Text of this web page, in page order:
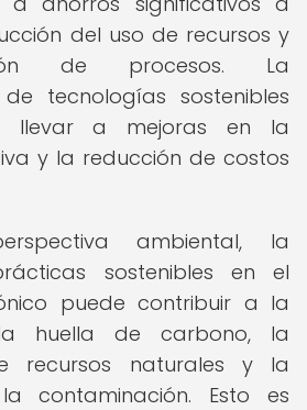
del uso de recursos y
de procesos. La
tecnologías sostenibles
llevar a mejoras en la
y la reducción de costos
ambiental, la
sostenibles en el
puede contribuir a la
huella de carbono, la
recursos naturales y la
contaminación. Esto es